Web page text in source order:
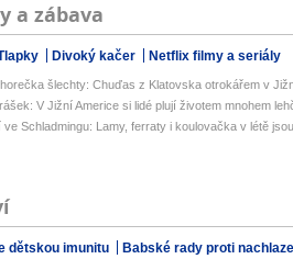
a zábava
Divoký kačer Netflix filmy a seriály
šlechty: Chuďas z Klatovska otrokářem v
V Jižní Americe si lidé plují životem mnohem
Schladmingu: Lamy, ferraty i koulovačka v létě
dětskou imunitu
Babské rady proti